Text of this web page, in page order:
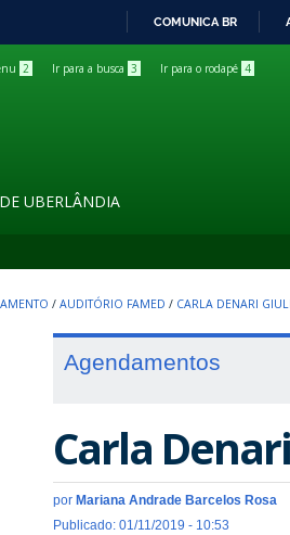
COMUNICA BR
2 Ir para a busca 3 Ir para o rodapé 4
UBERLÂNDIA
/ AUDITÓRIO FAMED / CARLA DENARI
Agendamentos
Carla
por Mariana Andrade Barcelos Rosa
Publicado: 01/11/2019 - 10:53